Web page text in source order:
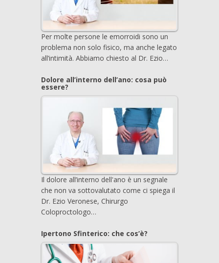
Per molte persone le emorroidi sono un
problema non solo fisico, ma anche legato
all’intimità. Abbiamo chiesto al Dr. Ezio…
Dolore all’interno dell’ano: cosa può
essere?
Il dolore all’interno dell'ano è un segnale
che non va sottovalutato come ci spiega il
Dr. Ezio Veronese, Chirurgo
Coloproctologo…
Ipertono Sfinterico: che cos’è?